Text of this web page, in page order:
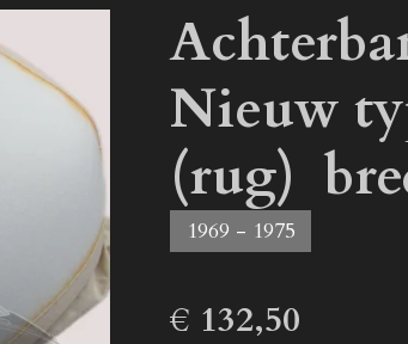
Nieuw
(rug)
1969 - 1975
€ 132,50